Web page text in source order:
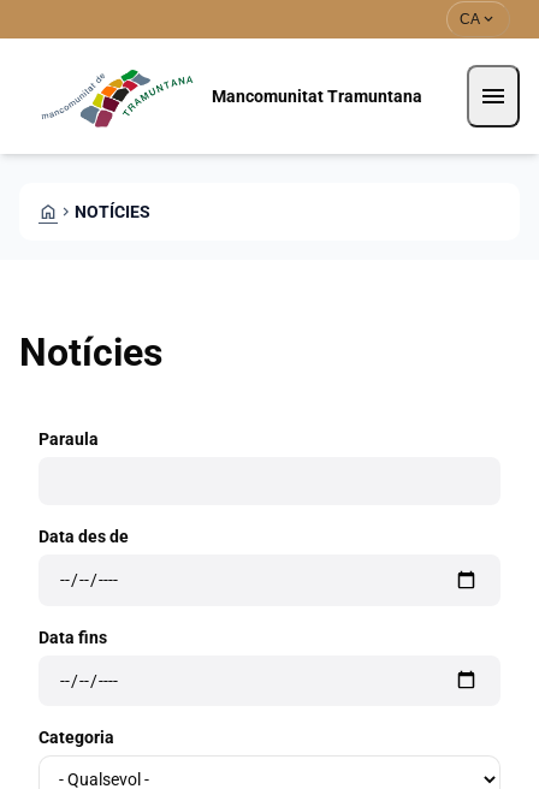
CA expand_more
Mancomunitat Tramuntana menu
HOME CHEVRON_RIGHT NOTÍCIES
Notícies
Paraula
Data des de
Data fins
Categoria